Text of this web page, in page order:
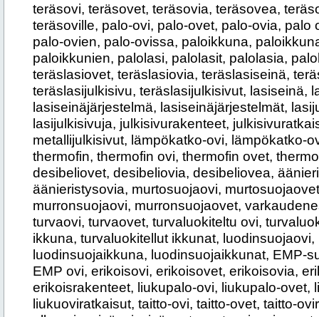
teräsovi, teräsovet, teräsovia, teräsovea,
teräsoville, palo-ovi, palo-ovet, palo-ovia, palo
palo-ovien, palo-ovissa, paloikkuna,
paloikkunien, palolasi, palolasit, palolasia,
teräslasiovet, teräslasiovia, teräslasiseinä,
teräslasijulkisivu, teräslasijulkisivut, lasiseinä,
lasiseinäjärjestelmä, lasiseinäjärjestelmät,
lasijulkisivuja, julkisivurakenteet,
metallijulkisivut, lämpökatko-ovi, lämpökatko-
thermofin, thermofin ovi, thermofin ovet,
desibeliovet, desibeliovia, desibeliovea,
äänieristysovia, murtosuojaovi,
murronsuojaovi, murronsuojaovet,
turvaovi, turvaovet, turvaluokiteltu ovi,
ikkuna, turvaluokitellut ikkunat,
luodinsuojaikkuna, luodinsuojaikkunat, EMP-
EMP ovi, erikoisovi, erikoisovet, erikoisovia,
erikoisrakenteet, liukupalo-ovi, liukupalo-ovet,
liukuoviratkaisut, taitto-ovi, taitto-ovet, taitto-